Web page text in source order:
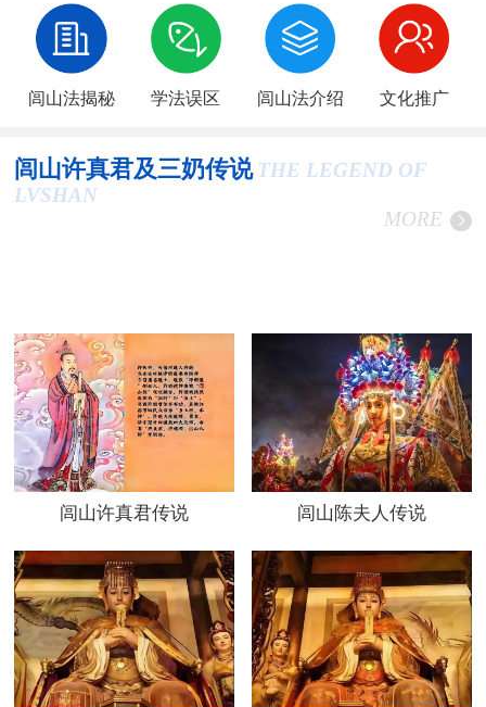
闾山法揭秘 学法误区 闾山法介绍 文化推广
闾山许真君及三奶传说 THE LEGEND OF
LVSHAN
MORE
闾山许真君传说 闾山陈夫人传说